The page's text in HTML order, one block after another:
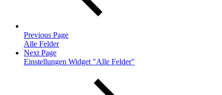
Previous Page
Alle Felder
Next Page
Einstellungen Widget "Alle Felder"